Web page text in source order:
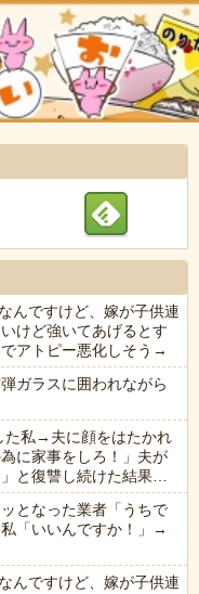
んですけど、嫁が子供連
けど強いてあげるとす
アトピー悪化しそう→
ガラスに囲われながら
た私→夫に顔をはたかれ
に家事をしろ！」夫が
と復讐し続けた結果…
となった業者「うちで
「いいんですか！」→
んですけど、嫁が子供連